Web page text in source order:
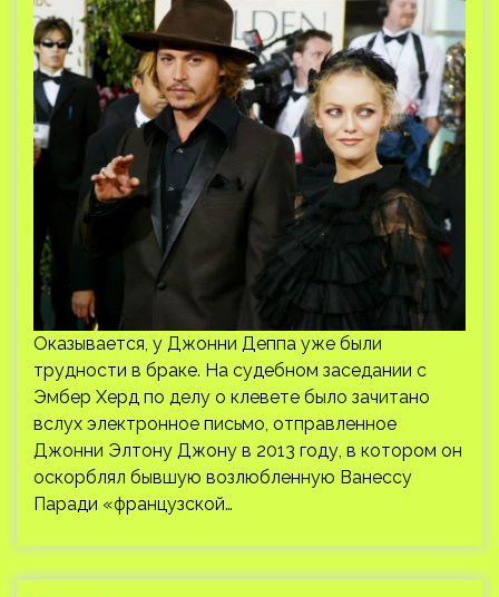
Оказывается, у Джонни Деппа уже были
трудности в браке. На судебном заседании с
Эмбер Херд по делу о клевете было зачитано
вслух электронное письмо, отправленное
Джонни Элтону Джону в 2013 году, в котором он
оскорблял бывшую возлюбленную Ванессу
Паради «французской…